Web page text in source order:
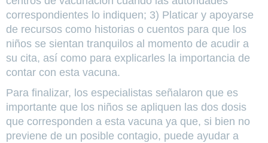
correspondientes lo indiquen; 3) Platicar y apoyarse
de recursos como historias o cuentos para que los
niños se sientan tranquilos al momento de acudir a
su cita, así como para explicarles la importancia de
contar con esta vacuna.
Para finalizar, los especialistas señalaron que es
importante que los niños se apliquen las dos dosis
que corresponden a esta vacuna ya que, si bien no
previene de un posible contagio, puede ayudar a